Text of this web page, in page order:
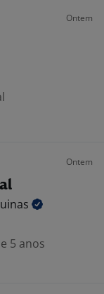
Ontem
Ontem
5 anos